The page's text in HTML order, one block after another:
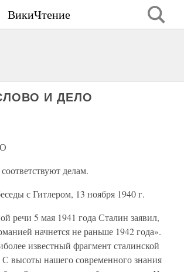
ВикиЧтение
И ДЕЛО
делам.
с Гитлером, 13 ноября 1940 г.
речи 5 мая 1941 года Сталин заявил,
начнется не раньше 1942 года».
известный фрагмент сталинской
С высоты нашего современного знания